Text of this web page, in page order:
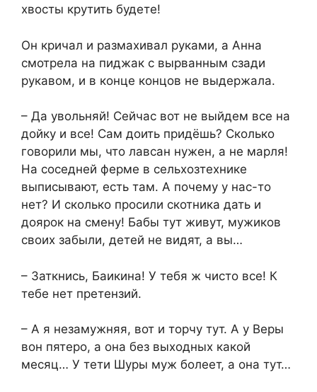
хвосты крутить будете!
Он кричал и размахивал руками, а Анна
смотрела на пиджак с вырванным сзади
рукавом, и в конце концов не выдержала.
– Да увольняй! Сейчас вот не выйдем все на
дойку и все! Сам доить придёшь? Сколько
говорили мы, что лавсан нужен, а не марля!
На соседней ферме в сельхозтехнике
выписывают, есть там. А почему у нас-то
нет? И сколько просили скотника дать и
доярок на смену! Бабы тут живут, мужиков
своих забыли, детей не видят, а вы…
– Заткнись, Баикина! У тебя ж чисто все! К
тебе нет претензий.
– А я незамужняя, вот и торчу тут. А у Веры
вон пятеро, а она без выходных какой
месяц… У тети Шуры муж болеет, а она тут…